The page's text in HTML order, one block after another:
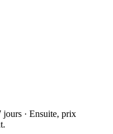
jours · Ensuite, prix